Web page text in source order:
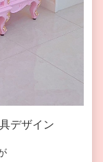
デザイン